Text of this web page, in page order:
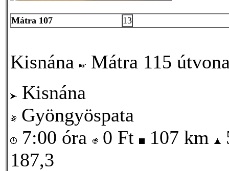
Mátra 107 13
Kisnána
Mátra 115
Kisnána
Gyöngyöspata
7:00 óra
0 Ft 107 km
187,3